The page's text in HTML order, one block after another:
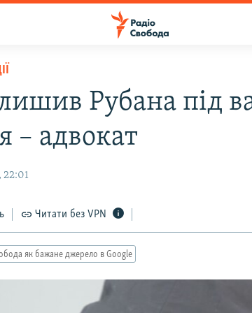
Рубана під
– адвокат
22:01
Читати без VPN
як бажане джерело в Google